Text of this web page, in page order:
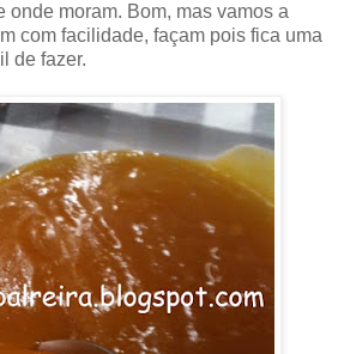
onde moram. Bom, mas vamos a
com facilidade, façam pois fica uma
de fazer.